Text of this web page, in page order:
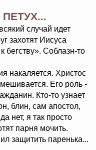
случай идет
захотят Иисуса
бегству». Соблазн-то
накаляется. Христос
Его роль -
Кто-то узнает
блин, сам апостол,
нет, я так просто
парня мочить.
защитить паренька...